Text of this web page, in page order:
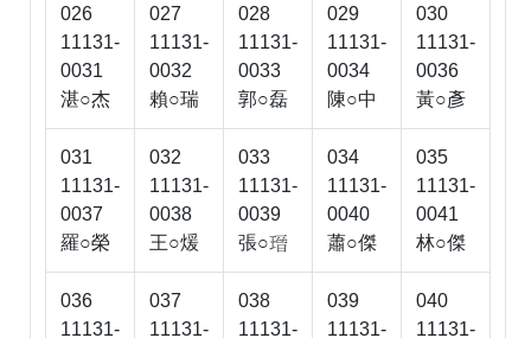
026
11131-
0031
湛○杰
027
11131-
0032
賴○瑞
028
11131-
0033
郭○磊
029
11131-
0034
陳○中
030
11131-
0036
黃○彥
031
11131-
0037
羅○榮
032
11131-
0038
王○煖
033
11131-
0039
張○
034
11131-
0040
蕭○傑
035
11131-
0041
林○傑
036
11131-
037
11131-
038
11131-
039
11131-
040
11131-